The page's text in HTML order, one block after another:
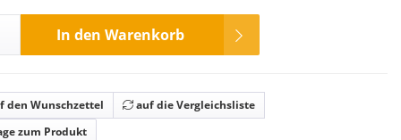
In den Warenkorb
den Wunschzettel
auf die Vergleichsliste
zum Produkt